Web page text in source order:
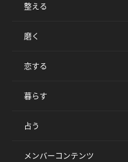
整える
磨く
恋する
暮らす
占う
メンバーコンテンツ